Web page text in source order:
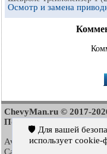
Осмотр и замена
ChevyMan.ru © 2017-
Поиск по сайту
Aveo 2003-2008·Aveo
Captiva
🛡️ Для вашей
использует